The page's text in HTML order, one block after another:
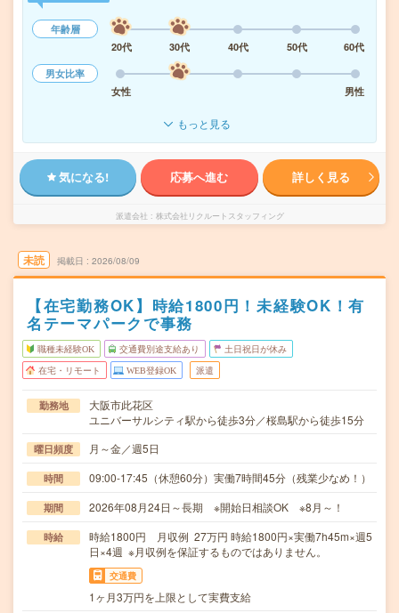
年齢層
20代
30代 40代 50代
60代
男女比率
女性
男性
もっと見る
気になる! 応募へ進む 詳しく見る
派遣会社 株式会社リクルートスタッフィング
未読 掲載日 2026/08/09
【在宅勤務OK】時給1800円！未経験OK！有
名テーマパークで事務
職種未経験OK 交通費別途支給あり 土日祝日が休み
在宅・リモート WEB登録OK 派遣
勤務地
大阪市此花区
ユニバーサルシティ駅から徒歩3分／桜島駅から徒歩15分
曜日頻度 月～金／週5日
時間 09:00-17:45（休憩60分）実働7時間45分（残業少なめ！）
期間 2026年08月24日～長期 ※開始日相談OK ※8月～！
時給
時給1800円 月収例 27万円 時給1800円×実働7h45m×週5
日×4週 ※月収例を保証するものではありません。
交通費
1ヶ月3万円を上限として実費支給